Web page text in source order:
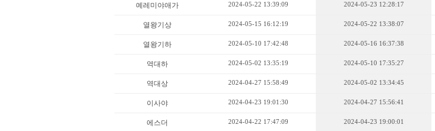
예레미야애가 2024-05-22 13:39:09 2024-05-23 12:28:17
열왕기상 2024-05-15 16:12:19 2024-05-22 13:38:07
열왕기하 2024-05-10 17:42:48 2024-05-16 16:37:38
역대하 2024-05-02 13:35:19 2024-05-10 17:35:27
역대상 2024-04-27 15:58:49 2024-05-02 13:34:45
이사야 2024-04-23 19:01:30 2024-04-27 15:56:41
에스더 2024-04-22 17:47:09 2024-04-23 19:00:01